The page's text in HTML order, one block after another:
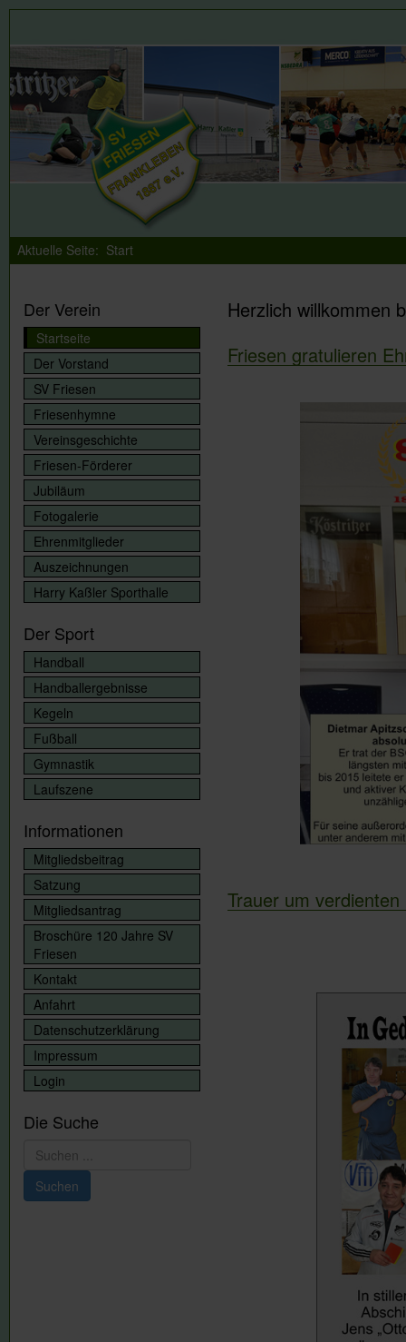
Aktuelle Seite: Start
Herzlich willkommen
Friesen gratulieren
Trauer um
Der Verein
Startseite
Der Vorstand
SV Friesen
Friesenhymne
Vereinsgeschichte
Friesen-Förderer
Jubiläum
Fotogalerie
Ehrenmitglieder
Auszeichnungen
Harry Kaßler Sporthalle
Der Sport
Handball
Handballergebnisse
Kegeln
Fußball
Gymnastik
Laufszene
Informationen
Mitgliedsbeitrag
Satzung
Mitgliedsantrag
Broschüre 120 Jahre SV
Friesen
Kontakt
Anfahrt
Datenschutzerklärung
Impressum
Login
Die Suche
Suchen
...
Suchen